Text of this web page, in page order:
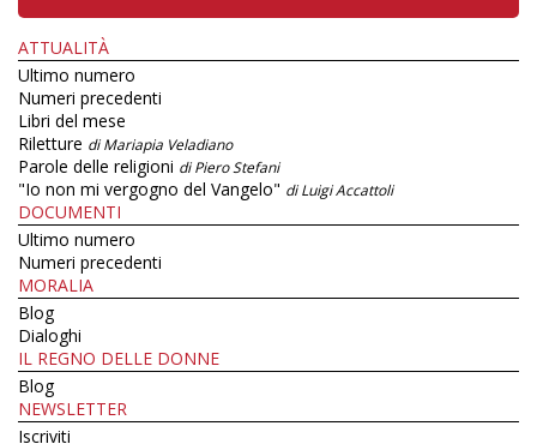
ATTUALITÀ
Ultimo numero
Numeri precedenti
Libri del mese
Riletture di Mariapia Veladiano
Parole delle religioni di Piero Stefani
"Io non mi vergogno del Vangelo" di Luigi Accattoli
DOCUMENTI
Ultimo numero
Numeri precedenti
MORALIA
Blog
Dialoghi
IL REGNO DELLE DONNE
Blog
NEWSLETTER
Iscriviti